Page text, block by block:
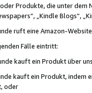
Produkte, die unter dem
„Kindle Blogs“,
ruft eine Amazon-Website
Fälle eintritt:
kauft ein Produkt über
kauft ein Produkt, indem
oder